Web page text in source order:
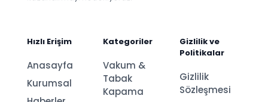
Hızlı Erişim
Anasayfa
Kurumsal
Kategoriler
Vakum &
Tabak
Kapama
Gizlilik ve
Politikalar
Gizlilik
Sözleşmesi